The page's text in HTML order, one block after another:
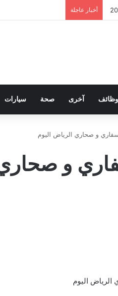
أخبار عاجلة
وظائف آخرى صحة سيارات
و صحاري الرياض اليوم
و
اليوم